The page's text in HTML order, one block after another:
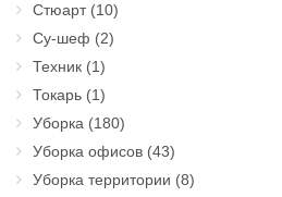
Стюарт(10)
Су-шеф (2)
Техник (1)
Токарь (1)
Уборка (180)
Уборка офисов (43)
Уборка территории (8)